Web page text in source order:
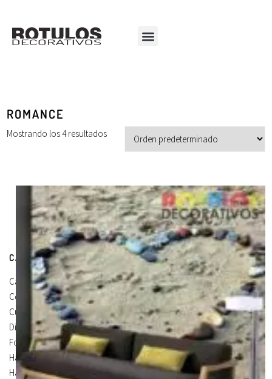
ROMANCE
Mostrando los 4 resultados
CATEGORÍAS DE PRODUCTOS
Carteles Para Puertas(3)
Cocina
(13)
Cuadros en Vinilos(105)
Diseños en Vinilo(8)
Foto Lienzo(51)
Habitación(4)
Habitación Corte